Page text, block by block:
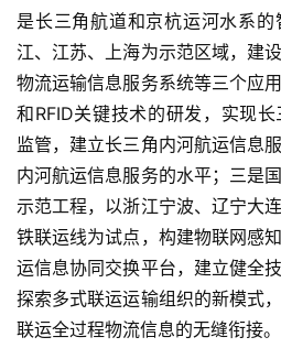
是长三角航道和京杭运河水系
江、江苏、上海为示范区域，建
物流运输信息服务系统等三个应
和RFID关键技术的研发，实现
监管，建立长三角内河航运信息
内河航运信息服务的水平；三是
示范工程，以浙江宁波、辽宁大
铁联运线为试点，构建物联网感
运信息协同交换平台，建立健全
探索多式联运运输组织的新模式
联运全过程物流信息的无缝衔接。